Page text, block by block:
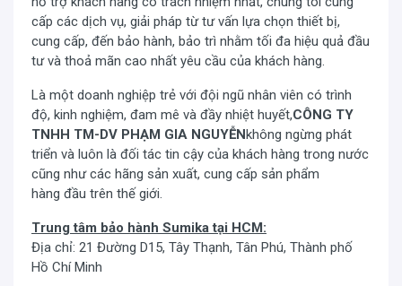
cấp các dịch vụ, giải pháp từ tư vấn lựa chọn thiết bị,
cung cấp, đến bảo hành, bảo trì nhằm tối đa hiệu quả đầu
tư và thoả mãn cao nhất yêu cầu của khách hàng.
Là một doanh nghiệp trẻ với đội ngũ nhân viên có trình
độ, kinh nghiệm, đam mê và đầy nhiệt huyết,CÔNG TY
TNHH TM-DV PHẠM GIA NGUYỄNkhông ngừng phát
triển và luôn là đối tác tin cậy của khách hàng trong nước
cũng như các hãng sản xuất, cung cấp sản phẩm
hàng đầu trên thế giới.
Trung tâm bảo hành Sumika tại HCM:
Địa chỉ: 21 Đường D15, Tây Thạnh, Tân Phú, Thành phố
Hồ Chí Minh